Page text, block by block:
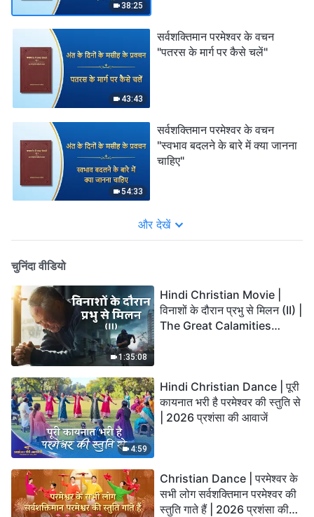
38:25
43:43
सर्वशक्तिमान परमेश्वर के वचन
"पतरस के मार्ग पर कैसे चलें"
54:33
सर्वशक्तिमान परमेश्वर के वचन
"स्वभाव बदलने के बारे में क्या जानना
चाहिए"
और देखें
चुनिंदा वीडियो
1:35:08
Hindi Christian Movie |
विनाशों के दौरान प्रभु से मिलन (II) |
The Great Calamities
4:59
Hindi Christian Dance | पूरी
कायनात भरी है परमेश्वर की स्तुति से
| 2026 प्रशंसा की आवाजें
Christian Dance | परमेश्वर के
सभी लोग सर्वशक्तिमान परमेश्वर की
स्तुति गाते हैं | 2026 प्रशंसा की